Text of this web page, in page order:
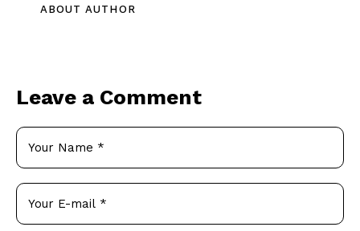
ABOUT AUTHOR
Leave a Comment